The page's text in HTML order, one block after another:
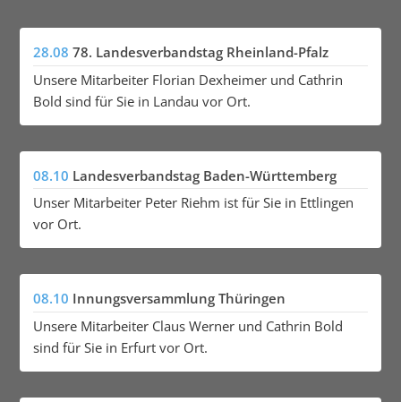
28.08 78. Landesverbandstag Rheinland-Pfalz
Unsere Mitarbeiter Florian Dexheimer und Cathrin
Bold sind für Sie in Landau vor Ort.
08.10 Landesverbandstag Baden-Württemberg
Unser Mitarbeiter Peter Riehm ist für Sie in Ettlingen
vor Ort.
08.10 Innungsversammlung Thüringen
Unsere Mitarbeiter Claus Werner und Cathrin Bold
sind für Sie in Erfurt vor Ort.